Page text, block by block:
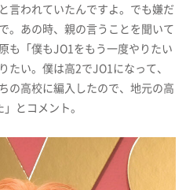
言われていたんですよ。でも嫌だ
。あの時、親の言うことを聞いて
も「僕もJO1をもう一度やりたい
い。僕は高2でJO1になって、
の高校に編入したので、地元の高
とコメント。